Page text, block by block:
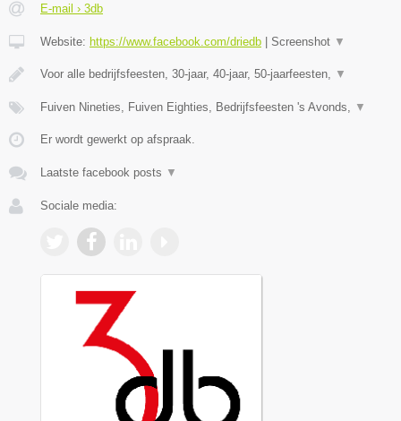
E-mail › 3db
Website: https://www.facebook.com/driedb Screenshot ▼
Voor alle bedrijfsfeesten, 30-jaar, 40-jaar, 50-jaarfeesten, ▼
Fuiven Nineties, Fuiven Eighties, Bedrijfsfeesten 's Avonds, ▼
Er wordt gewerkt op afspraak.
Laatste facebook posts ▼
Sociale media: